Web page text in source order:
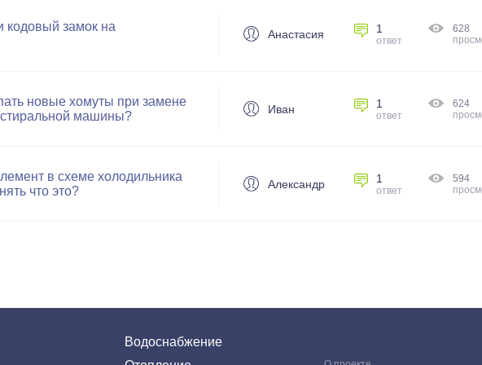
кодовый замок на
Анастасия 1
ответ
628
новые хомуты при замене
машины?
Иван 1
ответ
624
в схеме холодильника
что это?
Александр 1
ответ
594
Водоснабжение